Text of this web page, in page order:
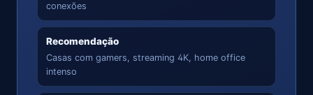
conexões
Recomendação
Casas com gamers, streaming 4K, home office
intenso